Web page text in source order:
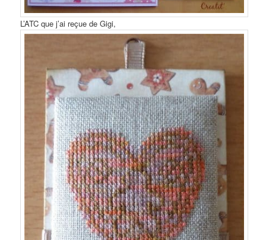
L’ATC que j’ai reçue de Gigi,